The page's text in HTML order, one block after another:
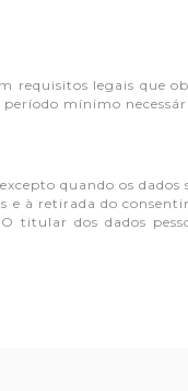
requisitos legais que
mínimo
quando os dados
e à retirada do
dos dados